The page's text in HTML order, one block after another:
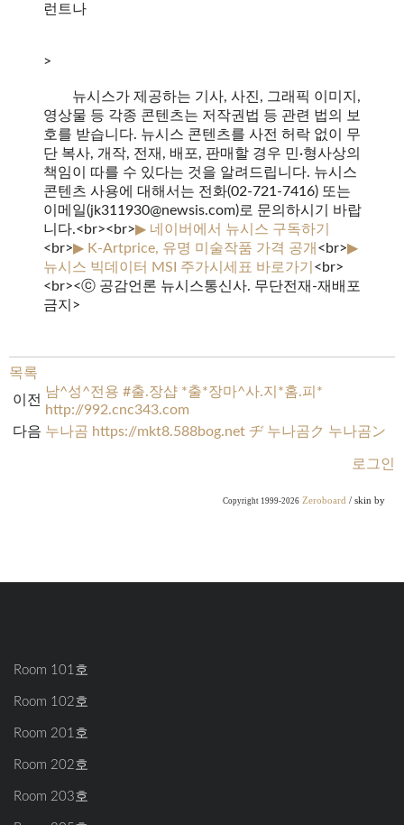
런트나
>
뉴시스가 제공하는 기사, 사진, 그래픽 이미지,
영상물 등 각종 콘텐츠는 저작권법 등 관련 법의 보
호를 받습니다. 뉴시스 콘텐츠를 사전 허락 없이 무
단 복사, 개작, 전재, 배포, 판매할 경우 민·형사상의
책임이 따를 수 있다는 것을 알려드립니다. 뉴시스
콘텐츠 사용에 대해서는 전화(02-721-7416) 또는
이메일(jk311930@newsis.com)로 문의하시기 바랍
니다.<br><br>▶ 네이버에서 뉴시스 구독하기
<br>▶ K-Artprice, 유명 미술작품 가격 공개 <br>▶
뉴시스 빅데이터 MSI 주가시세표 바로가기 <br>
<br><ⓒ 공감언론 뉴시스통신사. 무단전재-재배포
금지>
목록
이전
남^성^전용 #출.장샵 *출*장마^사.지*홈.피*
http://992.cnc343.com
다음 누나곰 https://mkt8.588bog.net ヂ 누나곰ク 누나곰ン
로그인
Copyright 1999-2026 Zeroboard / skin by
Room 101호
Room 102호
Room 201호
Room 202호
Room 203호